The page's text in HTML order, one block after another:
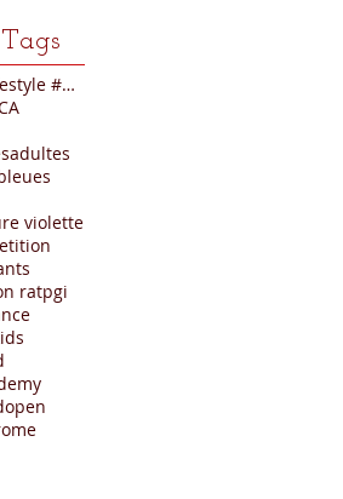
#bjj #education #bjjlifestyle #mbacademy #mantesla
adultes
violette
ratpgi
open